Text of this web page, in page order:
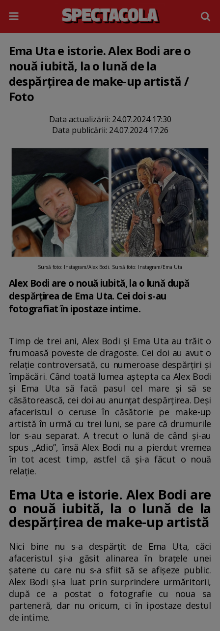
Ema Uta e istorie. Alex Bodi are o
nouă iubită, la o lună de la
despărțirea de make-up artistă /
Foto
Data actualizării: 24.07.2024 17:30
Data publicării: 24.07.2024 17:26
Sursă foto: Instagram/Alex Bodi. Sursă foto: Instagram/Ema Uta
Alex Bodi are o nouă iubită, la o lună după
despărțirea de Ema Uta. Cei doi s-au
fotografiat în ipostaze intime.
Timp de trei ani, Alex Bodi și Ema Uta au trăit o
frumoasă poveste de dragoste. Cei doi au avut o
relație controversată, cu numeroase despărțiri și
împăcări. Când toată lumea aștepta ca Alex Bodi
și Ema Uta să facă pasul cel mare și să se
căsătorească, cei doi au anunțat despărțirea. Deși
afaceristul o ceruse în căsătorie pe make-up
artistă în urmă cu trei luni, se pare că drumurile
lor s-au separat. A trecut o lună de când și-au
spus „Adio”, însă Alex Bodi nu a pierdut vremea
în tot acest timp, astfel că și-a făcut o nouă
relație.
Ema Uta e istorie. Alex Bodi are
o nouă iubită, la o lună de la
despărțirea de make-up artistă
Nici bine nu s-a despărțit de Ema Uta, căci
afaceristul și-a găsit alinarea în brațele unei
șatene cu care nu s-a sfiit să se afișeze public.
Alex Bodi și-a luat prin surprindere urmăritorii,
după ce a postat o fotografie cu noua sa
parteneră, dar nu oricum, ci în ipostaze destul
de intime.